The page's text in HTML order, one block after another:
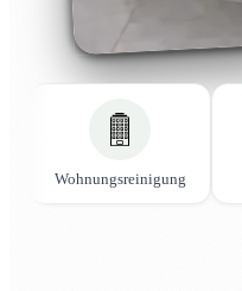
Wohnungsreinigung